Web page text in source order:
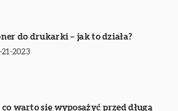
do drukarki – jak to działa?
21-2023
warto się wyposażyć przed długą